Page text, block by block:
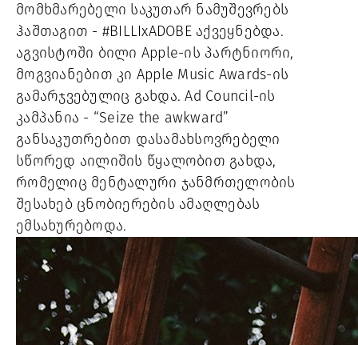
მომხმარებელი საკუთარ ნამუშევრებს
ჰაშთაგით - #BILLIxADOBE აქვეყნებდა.
აგვისტოში ბილი Apple-ის პარტნიორი,
მოგვიანებით კი Apple Music Awards-ის
გამარჯვებულიც გახდა. Ad Council-ის
კამპანია - “Seize the awkward”
განსაკუთრებით დასამახსოვრებელი
სწორედ აილიშის წყალობით გახდა,
რომელიც მენტალური ჯანმრთელობის
შესახებ ცნობიერების ამაღლებას
ემსახურებოდა.